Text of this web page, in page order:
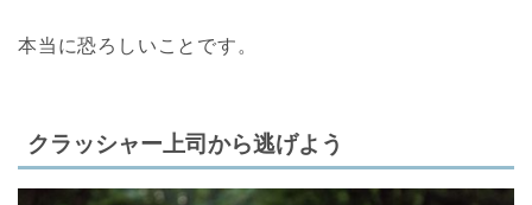
本当に恐ろしいことです。
クラッシャー上司から逃げよう